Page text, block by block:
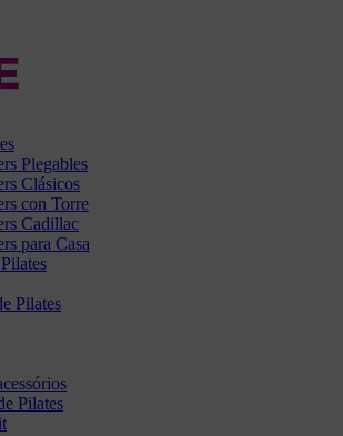
Plegables
Clásicos
con Torre
Cadillac
para Casa
Pilates
Pilates